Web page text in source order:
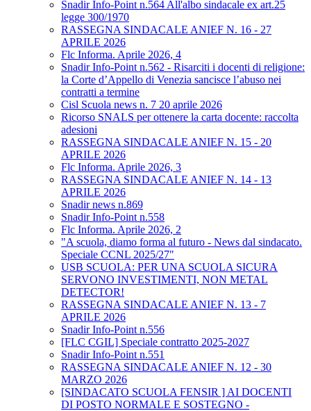
Snadir Info-Point n.564 All'albo sindacale ex art.25
legge 300/1970
RASSEGNA SINDACALE ANIEF N. 16 - 27
APRILE 2026
Flc Informa. Aprile 2026, 4
Snadir Info-Point n.562 - Risarciti i docenti di religione:
la Corte d’Appello di Venezia sancisce l’abuso nei
contratti a termine
Cisl Scuola news n. 7 20 aprile 2026
Ricorso SNALS per ottenere la carta docente: raccolta
adesioni
RASSEGNA SINDACALE ANIEF N. 15 - 20
APRILE 2026
Flc Informa. Aprile 2026, 3
RASSEGNA SINDACALE ANIEF N. 14 - 13
APRILE 2026
Snadir news n.869
Snadir Info-Point n.558
Flc Informa. Aprile 2026, 2
"A scuola, diamo forma al futuro - News dal sindacato.
Speciale CCNL 2025/27"
USB SCUOLA: PER UNA SCUOLA SICURA
SERVONO INVESTIMENTI, NON METAL
DETECTOR!
RASSEGNA SINDACALE ANIEF N. 13 - 7
APRILE 2026
Snadir Info-Point n.556
[FLC CGIL] Speciale contratto 2025-2027
Snadir Info-Point n.551
RASSEGNA SINDACALE ANIEF N. 12 - 30
MARZO 2026
[SINDACATO SCUOLA FENSIR ] AI DOCENTI
DI POSTO NORMALE E SOSTEGNO -